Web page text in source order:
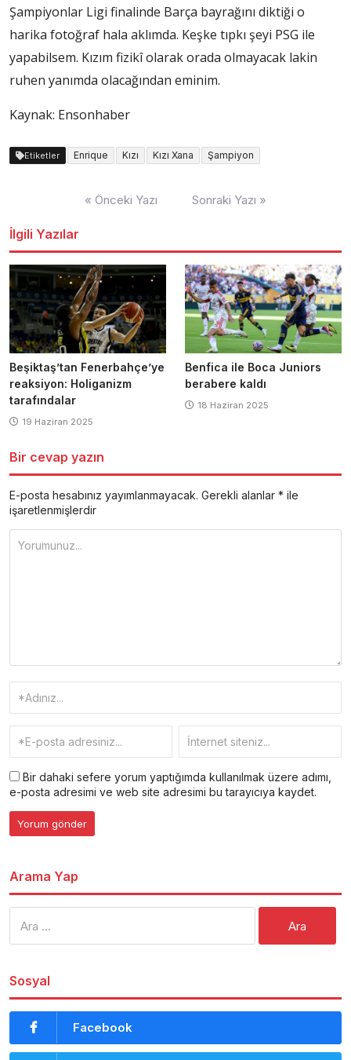
Şampiyonlar Ligi finalinde Barça bayrağını diktiği o
harika fotoğraf hala aklımda. Keşke tıpkı şeyi PSG ile
yapabilsem. Kızım fizikî olarak orada olmayacak lakin
ruhen yanımda olacağından eminim.
Kaynak: Ensonhaber
Etiketler Enrique Kızı Kızı Xana Şampiyon
« Önceki Yazı Sonraki Yazı »
İlgili Yazılar
Beşiktaş’tan Fenerbahçe’ye
reaksiyon: Holiganizm
tarafındalar
19 Haziran 2025
Benfica ile Boca Juniors
berabere kaldı
18 Haziran 2025
Bir cevap yazın
E-posta hesabınız yayımlanmayacak. Gerekli alanlar * ile
işaretlenmişlerdir
Bir dahaki sefere yorum yaptığımda kullanılmak üzere adımı,
e-posta adresimi ve web site adresimi bu tarayıcıya kaydet.
Arama Yap
Sosyal
Facebook